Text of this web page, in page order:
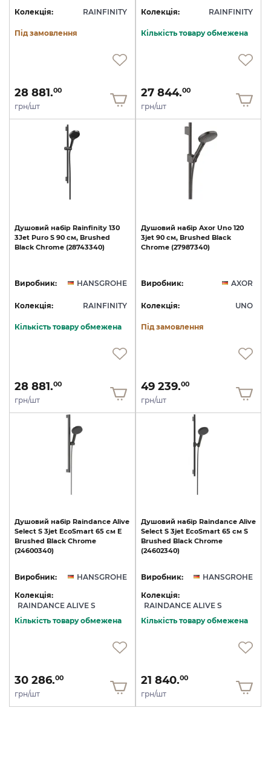
Колекція: RAINFINITY
Під замовлення
28 881.00
грн/шт
Колекція: RAINFINITY
Кількість товару обмежена
27 844.00
грн/шт
Душовий набір Rainfinity 130
3Jet Puro S 90 см, Brushed
Black Chrome (28743340)
Виробник: HANSGROHE
Колекція: RAINFINITY
Кількість товару обмежена
28 881.00
грн/шт
Душовий набір Axor Uno 120
3jet 90 см, Brushed Black
Chrome (27987340)
Виробник: AXOR
Колекція: UNO
Під замовлення
49 239.00
грн/шт
Душовий набір Raindance Alive
Select S 3jet EcoSmart 65 см E
Brushed Black Chrome
(24600340)
Виробник:
HANSGROHE
Колекція:
RAINDANCE ALIVE S
Кількість товару обмежена
30 286.00
грн/шт
Душовий набір Raindance Alive
Select S 3jet EcoSmart 65 см S
Brushed Black Chrome
(24602340)
Виробник:
HANSGROHE
Колекція:
RAINDANCE ALIVE S
Кількість товару обмежена
21 840.00
грн/шт